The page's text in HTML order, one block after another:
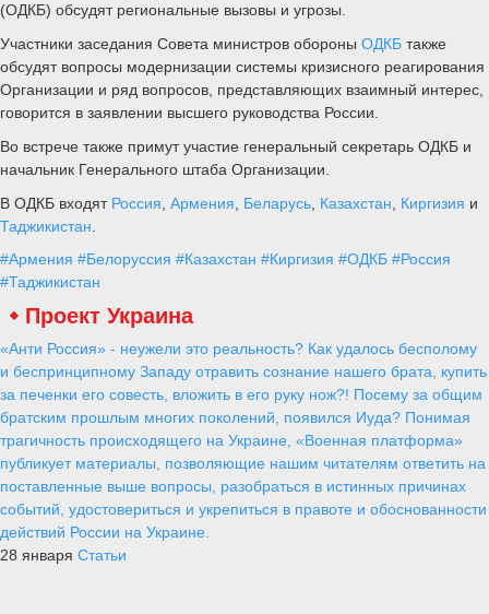
(ОДКБ) обсудят региональные вызовы и угрозы.
Участники заседания Совета министров обороны ОДКБ также
обсудят вопросы модернизации системы кризисного реагирования
Организации и ряд вопросов, представляющих взаимный интерес,
говорится в заявлении высшего руководства России.
Во встрече также примут участие генеральный секретарь ОДКБ и
начальник Генерального штаба Организации.
В ОДКБ входят Россия Армения Беларусь Казахстан Киргизия и
Таджикистан
#Армения #Белоруссия #Казахстан #Киргизия #ОДКБ #Россия
#Таджикистан
Проект Украина
«Анти Россия» - неужели это реальность? Как удалось бесполому
и беспринципному Западу отравить сознание нашего брата, купить
за печенки его совесть, вложить в его руку нож?! Посему за общим
братским прошлым многих поколений, появился Иуда? Понимая
трагичность происходящего на Украине, «Военная платформа»
публикует материалы, позволяющие нашим читателям ответить на
поставленные выше вопросы, разобраться в истинных причинах
событий, удостовериться и укрепиться в правоте и обоснованности
действий России на Украине.
28 января Статьи